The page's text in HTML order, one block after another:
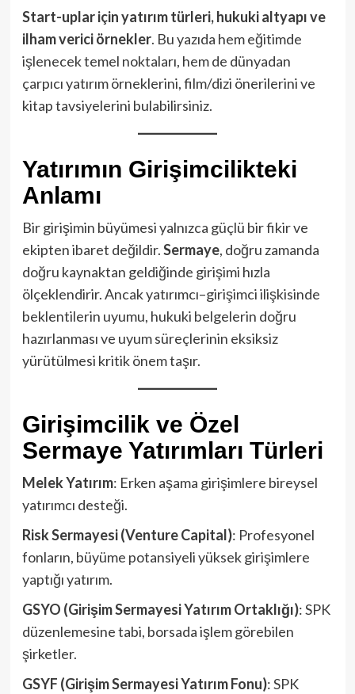
Start-uplar için yatırım türleri, hukuki altyapı ve
ilham verici örnekler. Bu yazıda hem eğitimde
işlenecek temel noktaları, hem de dünyadan
çarpıcı yatırım örneklerini, film/dizi önerilerini ve
kitap tavsiyelerini bulabilirsiniz.
Yatırımın Girişimcilikteki
Anlamı
Bir girişimin büyümesi yalnızca güçlü bir fikir ve
ekipten ibaret değildir.Sermaye, doğru zamanda
doğru kaynaktan geldiğinde girişimi hızla
ölçeklendirir. Ancak yatırımcı–girişimci ilişkisinde
beklentilerin uyumu, hukuki belgelerin doğru
hazırlanması ve uyum süreçlerinin eksiksiz
yürütülmesi kritik önem taşır.
Girişimcilik ve Özel
Sermaye Yatırımları Türleri
Melek Yatırım: Erken aşama girişimlere bireysel
yatırımcı desteği.
Risk Sermayesi (Venture Capital): Profesyonel
fonların, büyüme potansiyeli yüksek girişimlere
yaptığı yatırım.
GSYO (Girişim Sermayesi Yatırım Ortaklığı): SPK
düzenlemesine tabi, borsada işlem görebilen
şirketler.
GSYF (Girişim Sermayesi Yatırım Fonu): SPK